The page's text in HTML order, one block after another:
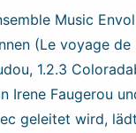
Music
(Le voyage de
1.2.3
Irene Faugerou
geleitet wird,